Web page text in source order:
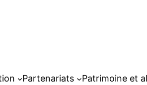
Partenariats Patrimoine et